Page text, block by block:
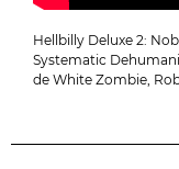
Hellbilly Deluxe 2:
Systematic
de White Zombie,